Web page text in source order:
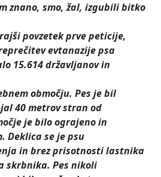
znano, smo, žal, izgubili bitko
povzetek prve peticije,
evtanazije psa
15.614 državljanov in
območju. Pes je bil
40 metrov stran od
je bilo ograjeno in
Deklica se je psu
in brez prisotnosti lastnika
skrbnika. Pes nikoli